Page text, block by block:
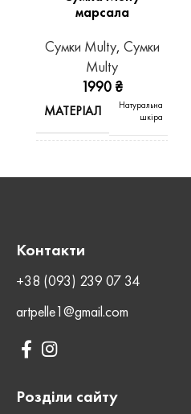
марсала
Сумки Multy, Сумки
Multy
1990 ₴
МАТЕРІАЛ
Натуральна
шкіра
Horse
СТАТЬ Унісекс
Контакти
+38 (093) 239 07 34
artpelle1@gmail.com
Розділи сайту